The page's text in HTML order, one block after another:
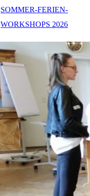
SOMMER-FERIEN-
WORKSHOPS 2026